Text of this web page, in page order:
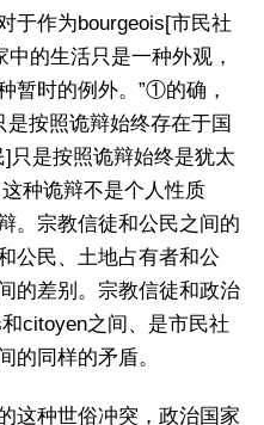
于作为bourgeois[市民社
的生活只是一种外观，
暂时的例外。”①的确，
按照诡辩始终存在于国
只是按照诡辩始终是犹太
种诡辩不是个人性质
。宗教信徒和公民之间的
公民、土地占有者和公
的差别。宗教信徒和政治
citoyen之间、是市民社
的同样的矛盾。
这种世俗冲突，政治国家